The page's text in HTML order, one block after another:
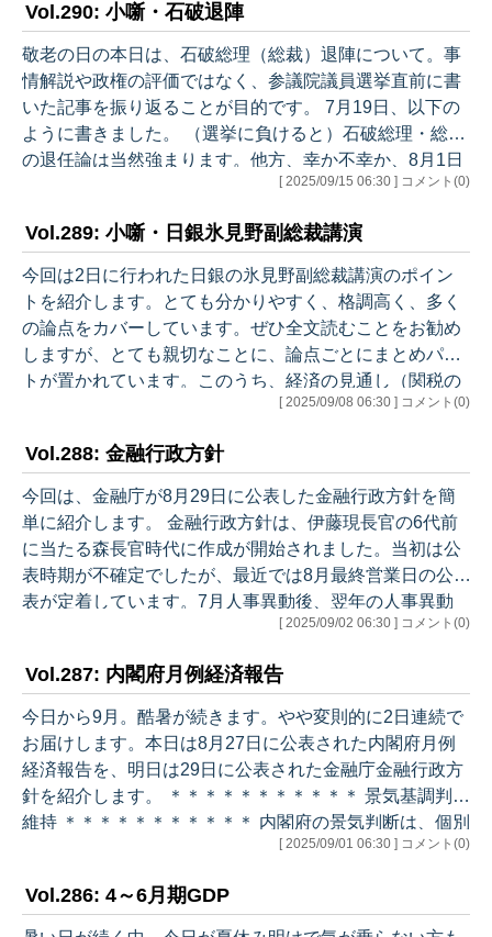
にも触れ、まさに今回の決定を先取りする内容となって
いました。 しかし、私はこの部分の紹介を怠りました。
また、6月9日にも「小噺・日銀株式売却」を書き、この
問題への野次馬根性を示しました。それなのに！ 副総裁
講演が示す…
Vol.290: 小噺・石破退陣
敬老の日の本日は、石破総理（総裁）退陣について。事
情解説や政権の評価ではなく、参議院議員選挙直前に書
いた記事を振り返ることが目的です。 7月19日、以下の
ように書きました。 （選挙に負けると）石破総理・総裁
の退任論は当然強まります。他方、幸か不幸か、8月1日
が関税交渉の期限。このため、「責任は痛感している
進退を明らかにしたい」としか言いようがないと思いま
す。その上で辞めるか辞めないかは交渉次第ですが、交
渉が上手くいく確率も低いのが実情です。「退任75、続
投25」と予想します。25は大きく見えるかもしれません
が、誰も火中の栗を拾いたくないこと…
[ 2025/09/15 06:30 ] コメント(0)
Vol.289: 小噺・日銀氷見野副総裁講演
今回は2日に行われた日銀の氷見野副総裁講演のポイン
トを紹介します。とても分かりやすく、格調高く、多く
の論点をカバーしています。ぜひ全文読むことをお勧め
しますが、とても親切なことに、論点ごとにまとめパー
トが置かれています。このうち、経済の見通し（関税の
影響）、物価の見通し、金融政策の対応について抜粋す
ン・シナリオとしては、各国の通商政策の影響はいずれ
顕在化し、海外経済が減速、わが国の企業の収益も下押
しされるだろうと見ています。その場合、緩和的な金融
環境などが下支え要因として作用するものの、日本経済
の成長ペースは鈍化するものと考えられます。ただ…
[ 2025/09/08 06:30 ] コメント(0)
Vol.288: 金融行政方針
今回は、金融庁が8月29日に公表した金融行政方針を簡
単に紹介します。 金融行政方針は、伊藤現長官の6代前
に当たる森長官時代に作成が開始されました。当初は公
表時期が不確定でしたが、最近では8月最終営業日の公
表が定着しています。7月人事異動後、翌年の人事異動
までの金融庁の方針が示されます。 7月に就任した伊藤
うか。平成元年大蔵省入省同期の中でも実力者の一人
で、枢要ポストである秘書課長の最長不倒記録保持者と
言われます。若い頃は長銀破綻処理に携わり、財務省で
活躍後、金融庁に戻りました。その長官が打ち出す方針
なので注目を集めましたが、大胆な組織改編と…
[ 2025/09/02 06:30 ] コメント(0)
Vol.287: 内閣府月例経済報告
今日から9月。酷暑が続きます。やや変則的に2日連続で
お届けします。本日は8月27日に公表された内閣府月例
経済報告を、明日は29日に公表された金融庁金融行政方
針を紹介します。 ＊＊＊＊＊＊＊＊＊＊＊ 景気基調判断
維持 ＊＊＊＊＊＊＊＊＊＊＊ 内閣府の景気判断は、個別
の需要項目で表現の変更がありました（住宅投資が下方
正）が、全体としては現状、先行きともに維持されまし
た。 （現状） ・基調：景気は、米国の通商政策等による
[ 2025/09/01 06:30 ] コメント(0)
Vol.286: 4～6月期GDP